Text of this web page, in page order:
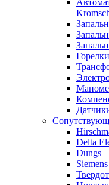
Горелки
Delta
Dungs
Siemens